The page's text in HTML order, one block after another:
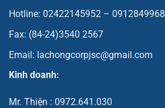
Hotline: 02422145952 – 0912849968
Fax: (84-24)3540 2567
Email: lachongcorpjsc@gmail.com
Kinh doanh:
Mr. Thiện : 0972.641.030